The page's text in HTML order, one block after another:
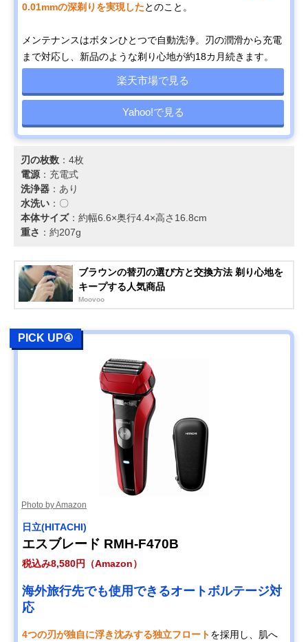
0.01mmの深剃りを実現したとのこと。
メンテナンスはボタンひとつで自動洗浄。刃の潤滑から充電
まで対応し、新品のような剃り心地が約18カ月続きます。
楽天市場で見る
Yahoo!で見る
刃の枚数 ：4枚
電源 ：充電式
洗浄器 ：あり
水洗い ：〇
本体サイズ：約幅6.6×奥行4.4×高さ16.8cm
重さ ：約207g
ブラウンの替刃の選び方と交換方法 剃り心地を
キープする人気商品
Moovoo
PICK UP④
Photo by Amazon
日立(HITACHI)
エスブレード RMH-F470B
税込み8,580円（Amazon）
海外旅行先でも使用できるオートボルテージ対
応
4つの刃が独自に浮き沈みする独立フロートを採用し、肌へ